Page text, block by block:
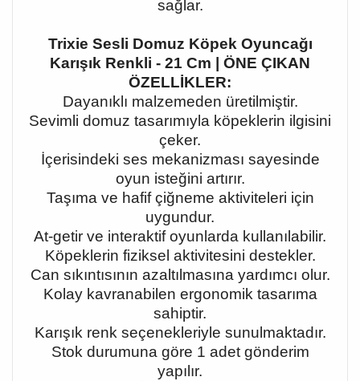
sağlar.
Trixie Sesli Domuz Köpek Oyuncağı
Karışık Renkli - 21 Cm | ÖNE ÇIKAN
ÖZELLİKLER:
Dayanıklı malzemeden üretilmiştir.
Sevimli domuz tasarımıyla köpeklerin ilgisini
çeker.
İçerisindeki ses mekanizması sayesinde
oyun isteğini artırır.
Taşıma ve hafif çiğneme aktiviteleri için
uygundur.
At-getir ve interaktif oyunlarda kullanılabilir.
Köpeklerin fiziksel aktivitesini destekler.
Can sıkıntısının azaltılmasına yardımcı olur.
Kolay kavranabilen ergonomik tasarıma
sahiptir.
Karışık renk seçenekleriyle sunulmaktadır.
Stok durumuna göre 1 adet gönderim
yapılır.